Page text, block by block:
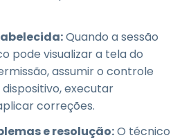
Quando a sessão
pode visualizar a tela do
assumir o controle
executar
correções.
e resolução:O técnico